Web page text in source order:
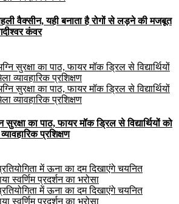
वैक्सीन, यही बनाता है रोगों से लड़ने की मजबूत
कंवर
का पाठ, फायर मॉक ड्रिल से विद्यार्थियों को
प्रशिक्षण